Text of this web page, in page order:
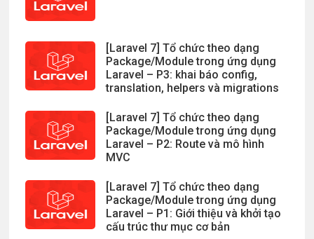
[Laravel 7] Tổ chức theo dạng
Package/Module trong ứng dụng
Laravel – P3: khai báo config,
translation, helpers và migrations
[Laravel 7] Tổ chức theo dạng
Package/Module trong ứng dụng
Laravel – P2: Route và mô hình
MVC
[Laravel 7] Tổ chức theo dạng
Package/Module trong ứng dụng
Laravel – P1: Giới thiệu và khởi tạo
cấu trúc thư mục cơ bản